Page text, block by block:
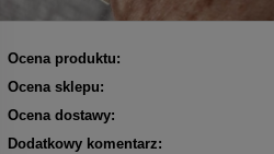
Ocena produktu:
Ocena sklepu:
Ocena dostawy:
Dodatkowy komentarz: